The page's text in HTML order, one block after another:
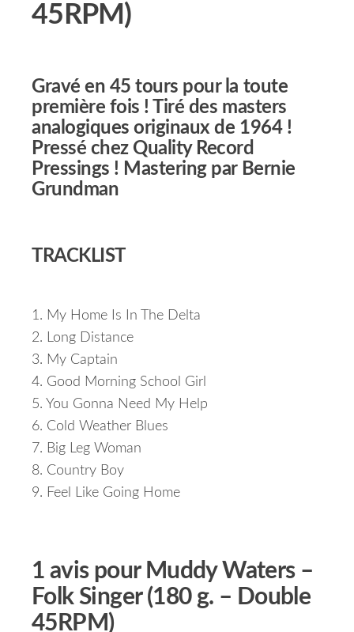
45RPM)
Gravé en 45 tours pour la toute
première fois ! Tiré des masters
analogiques originaux de 1964 !
Pressé chez Quality Record
Pressings ! Mastering par Bernie
Grundman
TRACKLIST
1. My Home Is In The Delta
2. Long Distance
3. My Captain
4. Good Morning School Girl
5. You Gonna Need My Help
6. Cold Weather Blues
7. Big Leg Woman
8. Country Boy
9. Feel Like Going Home
1 avis pour Muddy Waters –
Folk Singer (180 g. – Double
45RPM)